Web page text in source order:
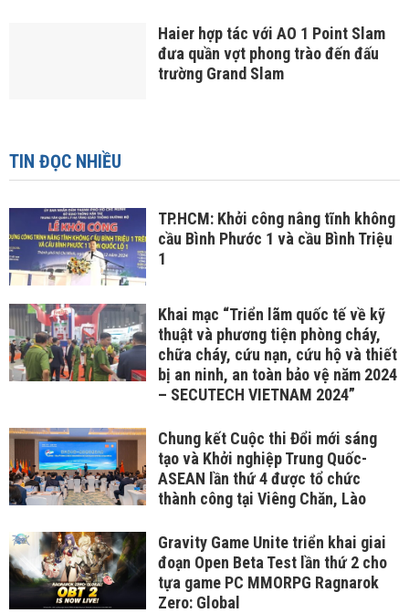
Haier hợp tác với AO 1 Point Slam
đưa quần vợt phong trào đến đấu
trường Grand Slam
TIN ĐỌC NHIỀU
TP.HCM: Khởi công nâng tĩnh không
cầu Bình Phước 1 và cầu Bình Triệu
1
Khai mạc “Triển lãm quốc tế về kỹ
thuật và phương tiện phòng cháy,
chữa cháy, cứu nạn, cứu hộ và thiết
bị an ninh, an toàn bảo vệ năm 2024
– SECUTECH VIETNAM 2024”
Chung kết Cuộc thi Đổi mới sáng
tạo và Khởi nghiệp Trung Quốc-
ASEAN lần thứ 4 được tổ chức
thành công tại Viêng Chăn, Lào
Gravity Game Unite triển khai giai
đoạn Open Beta Test lần thứ 2 cho
tựa game PC MMORPG Ragnarok
Zero: Global